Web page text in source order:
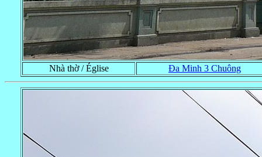
Nhà thờ / Église Ða Minh 3 Chuông